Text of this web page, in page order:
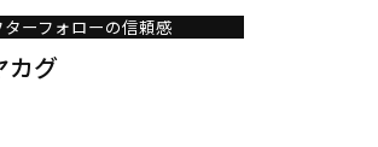
ーフォローの信頼感
カグ